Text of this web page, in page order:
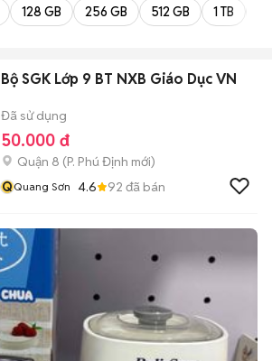
128 GB 256 GB 512 GB 1 TB
Bộ SGK Lớp 9 BT NXB Giáo Dục VN
Đã sử dụng
50.000 đ
Quận 8 (P. Phú Định mới)
QQuang Sơn 4.6 92 đã bán